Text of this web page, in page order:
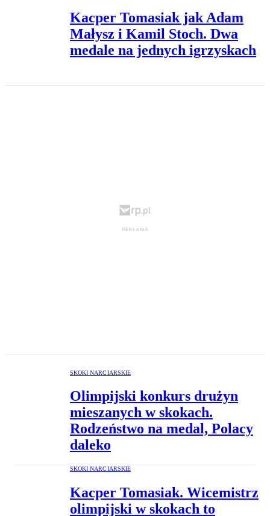
Kacper Tomasiak jak Adam
Małysz i Kamil Stoch. Dwa
medale na jednych igrzyskach
SKOKI NARCIARSKIE
Olimpijski konkurs drużyn
mieszanych w skokach.
Rodzeństwo na medal, Polacy
daleko
SKOKI NARCIARSKIE
Kacper Tomasiak. Wicemistrz
olimpijski w skokach to